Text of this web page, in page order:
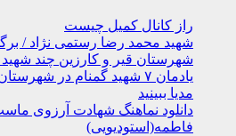
راز کانال کمیل چیست
شهید محمد رضا رستمی نژاد /
شهرستان قیر و کارزین چند شهید
یادمان ۷ شهید گمنام در
مدیا ببینید
دانلود نماهنگ شهادت آرزوی
فاطمه(استودیویی)